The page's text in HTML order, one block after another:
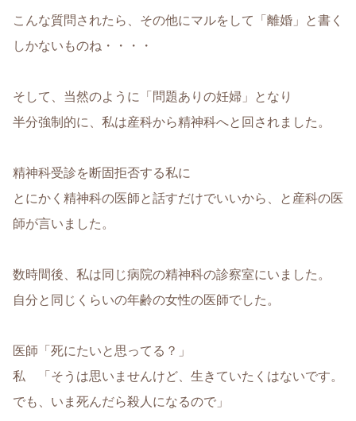
こんな質問されたら、その他にマルをして「離婚」と書く
しかないものね・・・・
そして、当然のように「問題ありの妊婦」となり
半分強制的に、私は産科から精神科へと回されました。
精神科受診を断固拒否する私に
とにかく精神科の医師と話すだけでいいから、と産科の医
師が言いました。
数時間後、私は同じ病院の精神科の診察室にいました。
自分と同じくらいの年齢の女性の医師でした。
医師「死にたいと思ってる？」
私 「そうは思いませんけど、生きていたくはないです。
でも、いま死んだら殺人になるので」